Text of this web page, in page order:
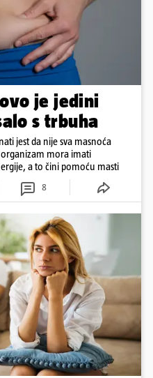
je jedini
s trbuha
jest da nije sva masnoća
organizam mora imati
a to čini pomoću masti
8